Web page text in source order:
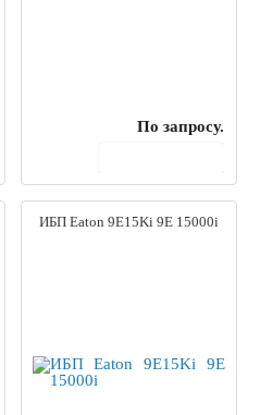
По запросу.
ИБП Eaton 9E15Ki 9E 15000i